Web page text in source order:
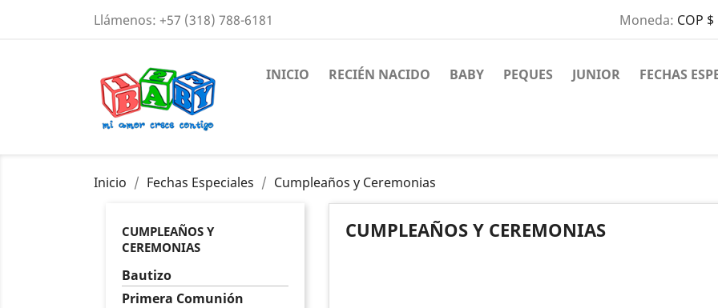
Llámenos: +57 (318) 788-6181 Moneda: COP $
INICIO RECIÉN NACIDO BABY PEQUES JUNIOR FECHAS
Inicio Fechas Especiales Cumpleaños y Ceremonias
CUMPLEAÑOS Y
CEREMONIAS
Bautizo
Primera Comunión
CUMPLEAÑOS Y CEREMONIAS